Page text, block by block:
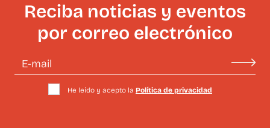
Reciba noticias y eventos
por correo electrónico
He leído y acepto la Política de privacidad